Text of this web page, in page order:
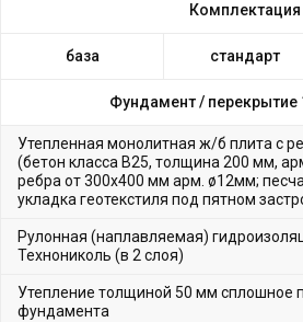
Комплектация
база стандарт
Фундамент / перекрытие
Утепленная монолитная ж/б плита с
(бетон класса В25, толщина 200 мм,
ребра от 300х400 мм арм. ø12мм;
укладка геотекстиля под пятном
Рулонная (наплавляемая)
Технониколь (в 2 слоя)
Утепление толщиной 50 мм сплошное
фундамента